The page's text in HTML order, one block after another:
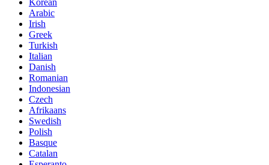
Korean
Arabic
Irish
Greek
Turkish
Italian
Danish
Romanian
Indonesian
Czech
Afrikaans
Swedish
Polish
Basque
Catalan